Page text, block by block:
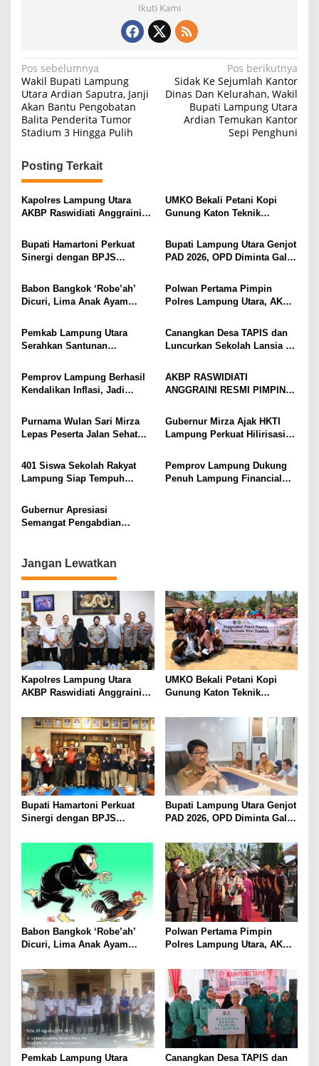
Ikuti Kami
N
a
v
i
a
s
i
o
Pos sebelumnya
Wakil Bupati Lampung
Utara Ardian Saputra, Janji
Akan Bantu Pengobatan
Balita Penderita Tumor
Stadium 3 Hingga Pulih
Pos berikutnya
Sidak Ke Sejumlah Kantor
Dinas Dan Kelurahan, Wakil
Bupati Lampung Utara
Ardian Temukan Kantor
Sepi Penghuni
Posting Terkait
Kapolres Lampung Utara
AKBP Raswidiati Anggraini
Tokoh Masyarakat dan Adat
Perkuat Kamtibmas
UMKO Bekali Petani Kopi
Gunung Katon Teknik
Jual Hasil Panen Meningkat
Bupati Hamartoni Perkuat
Sinergi dengan BPJS
Kesehatan Makin Cepat dan
Mudah
Bupati Lampung Utara Genjot
PAD 2026, OPD Diminta Gali
hingga Optimalkan PBB-P2
Babon Bangkok ‘Robe’ah’
Dicuri, Lima Anak Ayam
Gang Jalaba Kotabumi Heboh
Polwan Pertama Pimpin
Polres Lampung Utara, AKBP
Pedang Pora
Pemkab Lampung Utara
Serahkan Santunan
Korban Kebakaran
Canangkan Desa TAPIS dan
Luncurkan Sekolah Lansia di
TP PKK Lampung Dorong
Pembangunan SDM Dimulai
Pemprov Lampung Berhasil
Kendalikan Inflasi, Jadi
Terendah di Sumatera
AKBP RASWIDIATI
ANGGRAINI RESMI PIMPIN
BAWA KOMITMEN PERKUAT
KAMTIBMAS DAN
PELAYANAN PRESISI
Purnama Wulan Sari Mirza
Lepas Peserta Jalan Sehat
Lansia Sehat dan Bahagia
Gubernur Mirza Ajak HKTI
Lampung Perkuat Hilirisasi
Kesejahteraan Petani
401 Siswa Sekolah Rakyat
Lampung Siap Tempuh
Dorong Lahirnya Generasi
Emas
Pemprov Lampung Dukung
Penuh Lampung Financial
Gubernur Apresiasi
Semangat Pengabdian
Jangan Lewatkan
Kapolres Lampung Utara
AKBP Raswidiati Anggraini
Tokoh Masyarakat dan Adat
Perkuat Kamtibmas
UMKO Bekali Petani Kopi
Gunung Katon Teknik
Jual Hasil Panen Meningkat
Bupati Hamartoni Perkuat
Sinergi dengan BPJS
Kesehatan Makin Cepat dan
Bupati Lampung Utara Genjot
PAD 2026, OPD Diminta Gali
hingga Optimalkan PBB-P2
Babon Bangkok ‘Robe’ah’
Dicuri, Lima Anak Ayam
Gang Jalaba Kotabumi Heboh
Polwan Pertama Pimpin
Polres Lampung Utara, AKBP
Pedang Pora
Pemkab Lampung Utara
Canangkan Desa TAPIS dan